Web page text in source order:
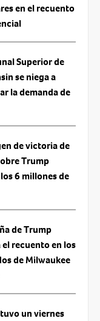
en el recuento
Superior de
se niega a
la demanda de
de victoria de
Trump
6 millones de
de Trump
recuento en los
de Milwaukee
un viernes